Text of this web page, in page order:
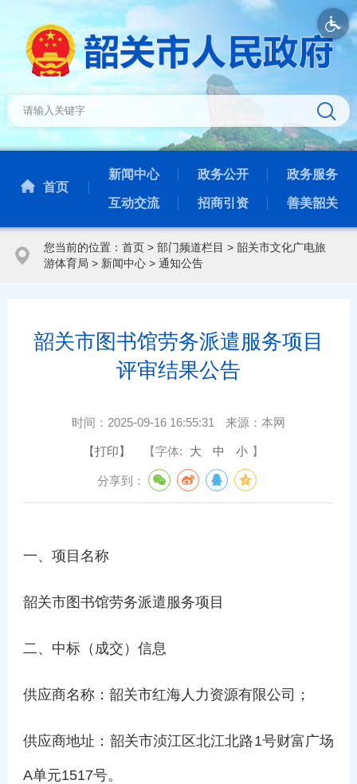
首页
新闻中心 政务公开 政务服务
互动交流 招商引资 善美韶关
您当前的位置： 首页> 部门频道栏目 > 韶关市文化广电旅
游体育局 > 新闻中心> 通知公告
韶关市图书馆劳务派遣服务项目
评审结果公告
时间： 2025-09-16 16:55:31 来源： 本网
【打印】 【字体: 大 中 小 】
分享到：
一、项目名称
韶关市图书馆劳务派遣服务项目
二、中标（成交）信息
供应商名称：韶关市红海人力资源有限公司；
供应商地址：韶关市浈江区北江北路1号财富广场
A单元1517号。